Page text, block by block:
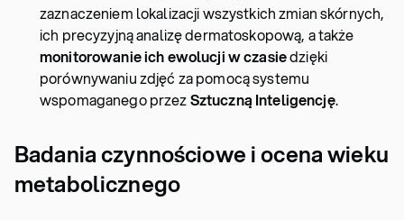
zaznaczeniem lokalizacji wszystkich zmian skórnych,
ich precyzyjną analizę dermatoskopową, a także
monitorowanie ich ewolucji w czasiedzięki
porównywaniu zdjęć za pomocą systemu
wspomaganego przezSztuczną Inteligencję.
Badania czynnościowe i ocena wieku
metabolicznego